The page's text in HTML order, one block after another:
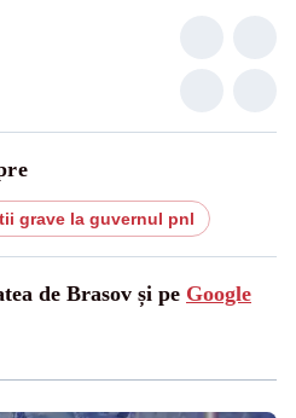
grave la guvernul pnl
de Brasov și pe Google